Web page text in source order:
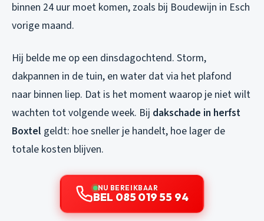
binnen 24 uur moet komen, zoals bij Boudewijn in Esch
vorige maand.
Hij belde me op een dinsdagochtend. Storm,
dakpannen in de tuin, en water dat via het plafond
naar binnen liep. Dat is het moment waarop je niet wilt
wachten tot volgende week. Bij dakschade in herfst
Boxtel geldt: hoe sneller je handelt, hoe lager de
totale kosten blijven.
NU BEREIKBAAR
BEL 085 019 55 94